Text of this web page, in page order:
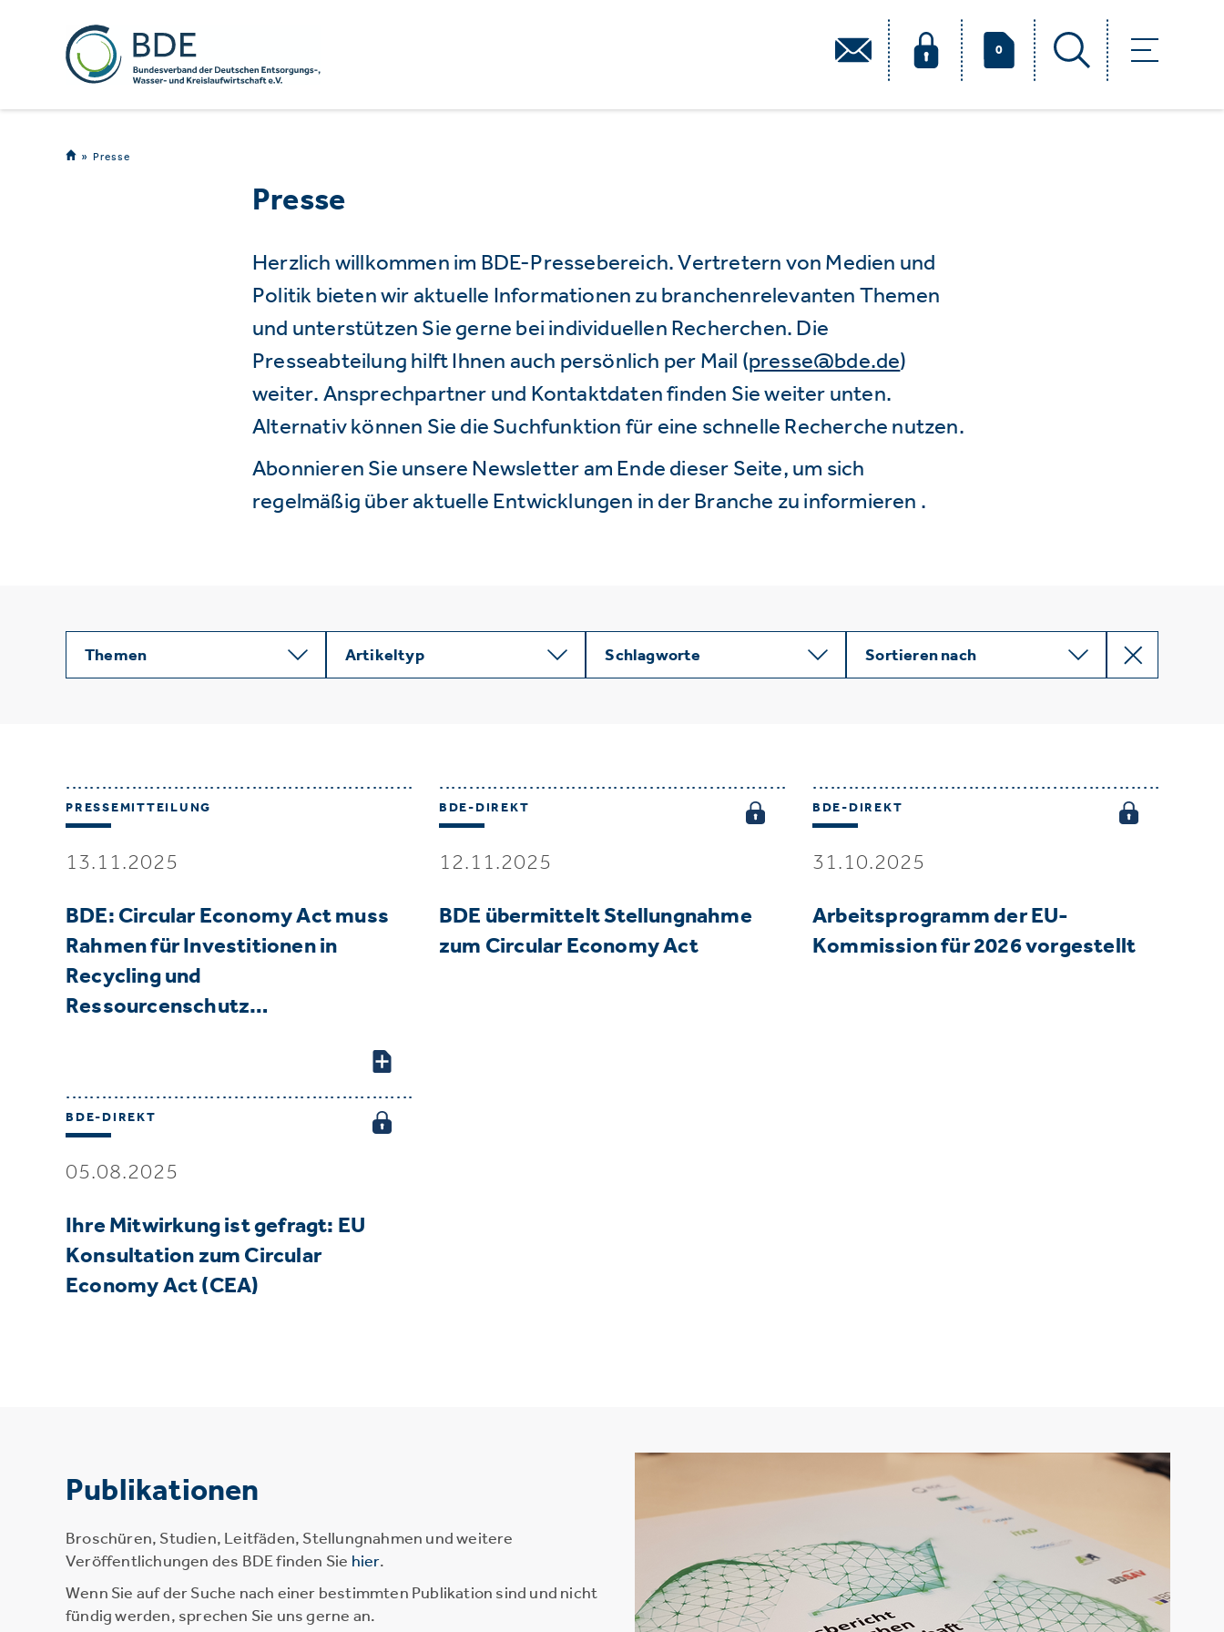
0
Presse
Presse
Herzlich willkommen im BDE-Pressebereich. Vertretern von Medien und
Politik bieten wir aktuelle Informationen zu branchenrelevanten Themen
und unterstützen Sie gerne bei individuellen Recherchen. Die
Presseabteilung hilft Ihnen auch persönlich per Mail (presse@bde.de)
weiter. Ansprechpartner und Kontaktdaten finden Sie weiter unten.
Alternativ können Sie die Suchfunktion für eine schnelle Recherche nutzen.
Abonnieren Sie unsere Newsletter am Ende dieser Seite, um sich
regelmäßig über aktuelle Entwicklungen in der Branche zu informieren .
Themen Artikeltyp Schlagworte Sortieren nach
PRESSEMITTEILUNG
13.11.2025
BDE: Circular Economy Act muss
Rahmen für Investitionen in
Recycling und
Ressourcenschutz…
BDE-DIREKT
12.11.2025
BDE übermittelt Stellungnahme
zum Circular Economy Act
BDE-DIREKT
31.10.2025
Arbeitsprogramm der EU-
Kommission für 2026 vorgestellt
BDE-DIREKT
05.08.2025
Ihre Mitwirkung ist gefragt: EU
Konsultation zum Circular
Economy Act (CEA)
Publikationen
Broschüren, Studien, Leitfäden, Stellungnahmen und weitere
Veröffentlichungen des BDE finden Sie hier.
Wenn Sie auf der Suche nach einer bestimmten Publikation sind und nicht
fündig werden, sprechen Sie uns gerne an.